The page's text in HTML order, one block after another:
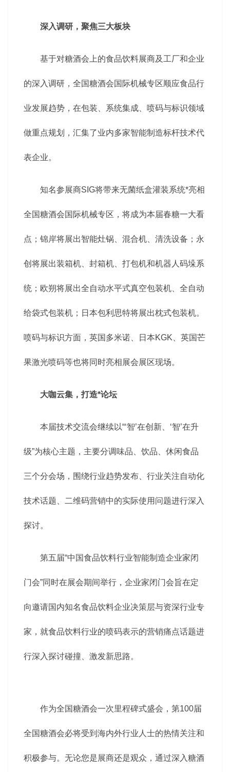
深入调研，聚焦三大板块
基于对糖酒会上的食品饮料展商及工厂和企业
的深入调研，全国糖酒会国际机械专区顺应食品行
业发展趋势，在包装、系统集成、喷码与标识领域
做重点规划，汇集了业内多家智能制造标杆技术代
表企业。
知名参展商SIG将带来无菌纸盒灌装系统*亮相
全国糖酒会国际机械专区，将成为本届春糖一大看
点；锦岸将展出智能灶锅、混合机、清洗设备；永
创将展出装箱机、封箱机、打包机和机器人码垛系
统；欧朔将展出全自动水平式真空包装机、全自动
给袋式包装机；日本包利思特将展出枕式包装机。
喷码与标识方面，英国多米诺、日本KGK、英国芒
果激光喷码等也将同时亮相展会展区现场。
大咖云集，打造*论坛
本届技术交流会继续以“‘智’在创新、‘智’在升
级”为核心主题，主要分调味品、饮品、休闲食品
三个分会场，围绕行业趋势发布、行业关注自动化
技术话题、二维码营销中的实际使用问题进行深入
探讨。
第五届“中国食品饮料行业智能制造企业家闭
门会”同时在展会期间举行，企业家闭门会旨在定
向邀请国内知名食品饮料企业决策层与资深行业专
家，就食品饮料行业的喷码表示的营销痛点话题进
行深入探讨碰撞、激发新思路。
作为全国糖酒会一次里程碑式盛会，第100届
全国糖酒会必将受到海内外行业人士的热情关注和
积极参与。无论您是展商还是观众，通过深入糖酒